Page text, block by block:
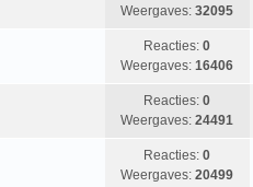
Weergaves:32095
Reacties:0
Weergaves:16406
Reacties:0
Weergaves:24491
Reacties:0
Weergaves:20499